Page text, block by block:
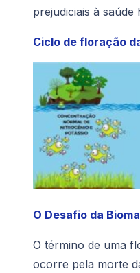
prejudiciais à saúde
Ciclo de floração
O Desafio da
O término de uma
ocorre pela morte